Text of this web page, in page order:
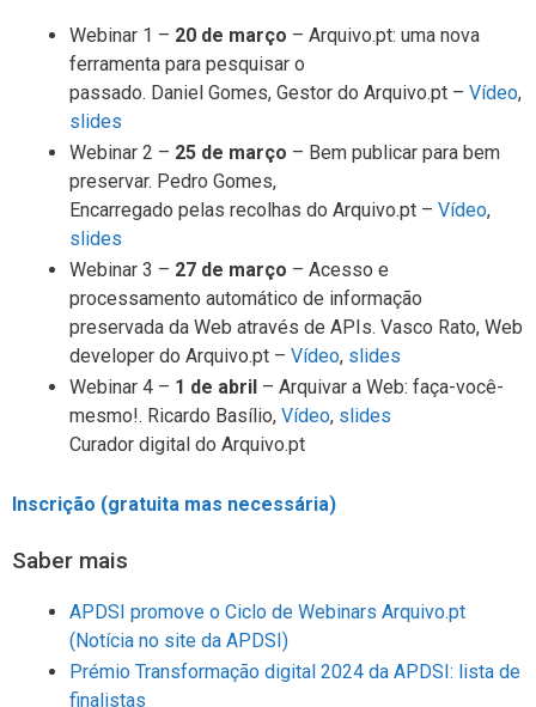
Webinar 1 – 20 de março – Arquivo.pt: uma nova
ferramenta para pesquisar o
passado. Daniel Gomes, Gestor do Arquivo.pt – Vídeo,
slides
Webinar 2 – 25 de março – Bem publicar para bem
preservar. Pedro Gomes,
Encarregado pelas recolhas do Arquivo.pt – Vídeo,
slides
Webinar 3 – 27 de março – Acesso e
processamento automático de informação
preservada da Web através de APIs. Vasco Rato, Web
developer do Arquivo.pt – Vídeo, slides
Webinar 4 – 1 de abril – Arquivar a Web: faça-você-
mesmo!. Ricardo Basílio, Vídeo, slides
Curador digital do Arquivo.pt
Inscrição (gratuita mas necessária)
Saber mais
APDSI promove o Ciclo de Webinars Arquivo.pt
(Notícia no site da APDSI)
Prémio Transformação digital 2024 da APDSI: lista de
finalistas